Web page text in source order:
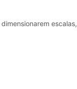
dimensionarem escalas,